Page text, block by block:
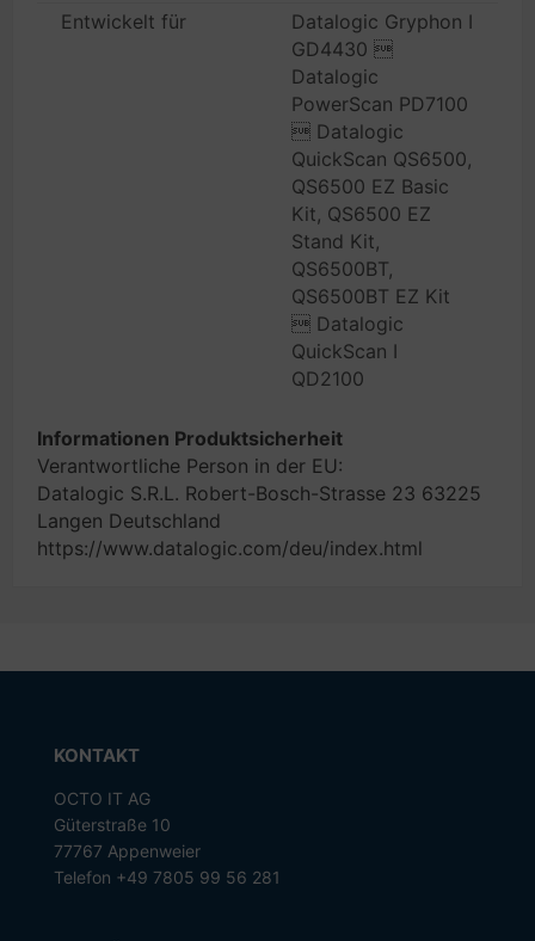
Entwickelt für
Datalogic Gryphon I
GD4430 
Datalogic
PowerScan PD7100
 Datalogic
QuickScan QS6500,
QS6500 EZ Basic
Kit, QS6500 EZ
Stand Kit,
QS6500BT,
QS6500BT EZ Kit
 Datalogic
QuickScan I
QD2100
Informationen Produktsicherheit
Verantwortliche Person in der EU:
Datalogic S.R.L. Robert-Bosch-Strasse 23 63225
Langen Deutschland
https://www.datalogic.com/deu/index.html
KONTAKT
OCTO IT AG
Güterstraße 10
77767 Appenweier
Telefon +49 7805 99 56 281